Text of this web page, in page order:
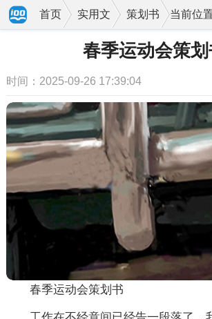
当前位
首页 实用文 策划书
春季运动会策
时间：2025-09-26 17:39:04
春季运动会策划书